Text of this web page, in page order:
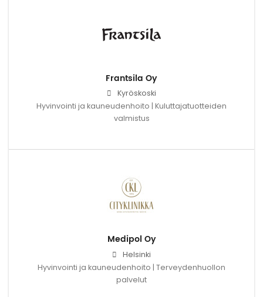
Frantsila Oy
Kyröskoski
Hyvinvointi ja kauneudenhoito | Kuluttajatuotteiden
valmistus
Medipol Oy
Helsinki
Hyvinvointi ja kauneudenhoito | Terveydenhuollon
palvelut